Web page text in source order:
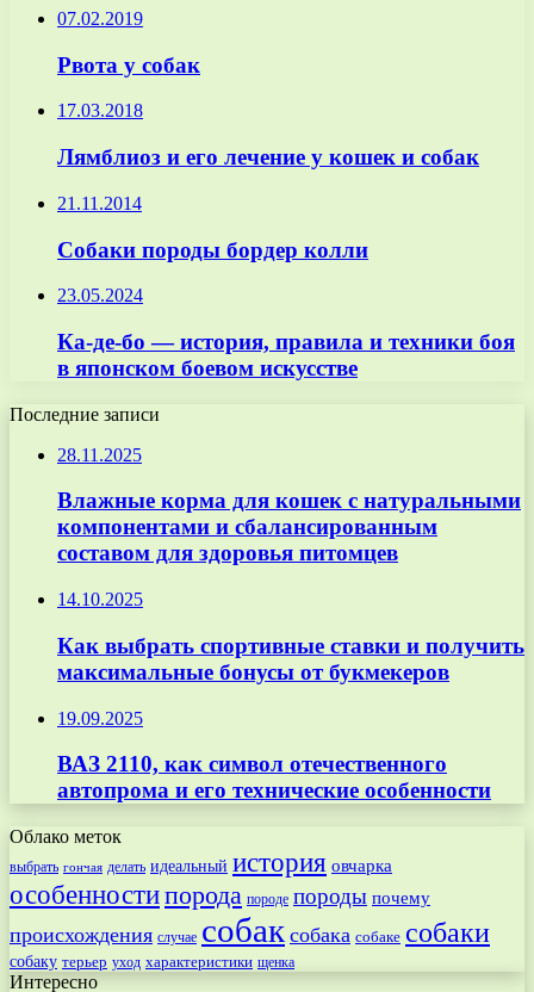
07.02.2019
Рвота у собак
17.03.2018
Лямблиоз и его лечение у кошек и собак
21.11.2014
Собаки породы бордер колли
23.05.2024
Ка-де-бо — история, правила и техники боя
в японском боевом искусстве
Последние записи
28.11.2025
Влажные корма для кошек с натуральными
компонентами и сбалансированным
составом для здоровья питомцев
14.10.2025
Как выбрать спортивные ставки и получить
максимальные бонусы от букмекеров
19.09.2025
ВАЗ 2110, как символ отечественного
автопрома и его технические особенности
Облако меток
выбрать гончая делать идеальный история овчарка
особенностипорода породе породы почему
происхождения случае собак собака собаке собаки
собаку терьер уход характеристики щенка
Интересно